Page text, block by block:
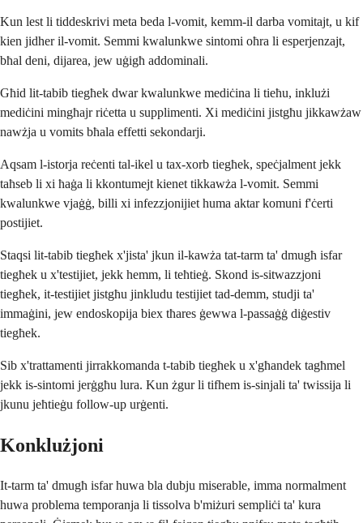
Kun lest li tiddeskrivi meta beda l-vomit, kemm-il darba vomitajt, u kif
kien jidher il-vomit. Semmi kwalunkwe sintomi oħra li esperjenzajt,
bħal deni, dijarea, jew uġigħ addominali.
Għid lit-tabib tiegħek dwar kwalunkwe mediċina li tieħu, inklużi
mediċini mingħajr riċetta u supplimenti. Xi mediċini jistgħu jikkawżaw
nawżja u vomits bħala effetti sekondarji.
Aqsam l-istorja reċenti tal-ikel u tax-xorb tiegħek, speċjalment jekk
taħseb li xi ħaġa li kkontumejt kienet tikkawża l-vomit. Semmi
kwalunkwe vjaġġ, billi xi infezzjonijiet huma aktar komuni f'ċerti
postijiet.
Staqsi lit-tabib tiegħek x'jista' jkun il-kawża tat-tarm ta' dmugħ isfar
tiegħek u x'testijiet, jekk hemm, li teħtieġ. Skond is-sitwazzjoni
tiegħek, it-testijiet jistgħu jinkludu testijiet tad-demm, studji ta'
immaġini, jew endoskopija biex tħares ġewwa l-passaġġ diġestiv
tiegħek.
Sib x'trattamenti jirrakkomanda t-tabib tiegħek u x'għandek tagħmel
jekk is-sintomi jerġgħu lura. Kun żgur li tifhem is-sinjali ta' twissija li
jkunu jeħtieġu follow-up urġenti.
Konklużjoni
It-tarm ta' dmugħ isfar huwa bla dubju miserable, imma normalment
huwa problema temporanja li tissolva b'miżuri sempliċi ta' kura